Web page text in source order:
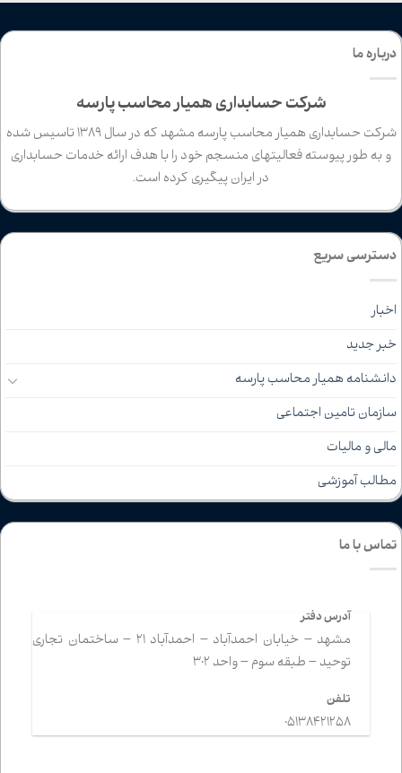
درباره ما
شرکت حسابداری همیار محاسب پارسه
شرکت حسابداری همیار محاسب پارسه مشهد که در سال 1389 تاسیس شده
و به طور پیوسته فعالیتهای منسجم خود را با هدف ارائه خدمات حسابداری
در ایران پیگیری کرده است.
دسترسی سریع
اخبار
خبر جدید
دانشنامه همیار محاسب پارسه
سازمان تامین اجتماعی
مالی و مالیات
مطالب آموزشی
تماس با ما
آدرس دفتر
مشهد – خیابان احمدآباد – احمدآباد 21 – ساختمان تجاری
توحید – طبقه سوم – واحد 302
تلفن
05138421258